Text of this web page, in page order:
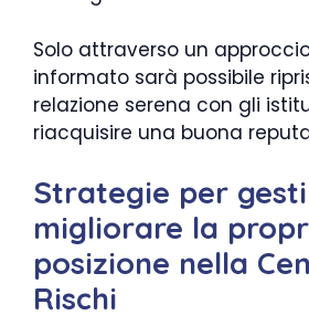
Solo attraverso un
informato sarà possibile
relazione serena con gli
riacquisire una buona
Strategie per
migliorare la
posizione nella
Rischi